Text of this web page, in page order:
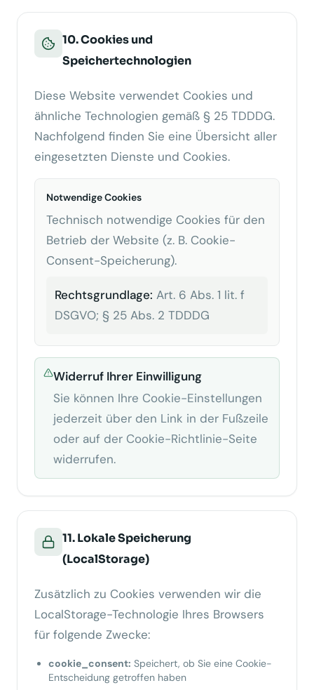
10. Cookies und
Speichertechnologien
Diese Website verwendet Cookies und
ähnliche Technologien gemäß § 25 TDDDG.
Nachfolgend finden Sie eine Übersicht aller
eingesetzten Dienste und Cookies.
Notwendige Cookies
Technisch notwendige Cookies für den
Betrieb der Website (z. B. Cookie-
Consent-Speicherung).
Rechtsgrundlage: Art. 6 Abs. 1 lit. f
DSGVO; § 25 Abs. 2 TDDDG
Widerruf Ihrer Einwilligung
Sie können Ihre Cookie-Einstellungen
jederzeit über den Link in der Fußzeile
oder auf der Cookie-Richtlinie-Seite
widerrufen.
11. Lokale Speicherung
(LocalStorage)
Zusätzlich zu Cookies verwenden wir die
LocalStorage-Technologie Ihres Browsers
für folgende Zwecke:
cookie_consent: Speichert, ob Sie eine Cookie-
Entscheidung getroffen haben